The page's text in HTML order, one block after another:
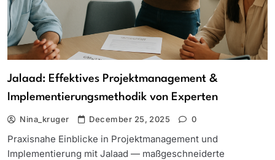
Jalaad: Effektives Projektmanagement &
Implementierungsmethodik von Experten
Nina_kruger December 25, 2025 0
Praxisnahe Einblicke in Projektmanagement und
Implementierung mit Jalaad — maßgeschneiderte